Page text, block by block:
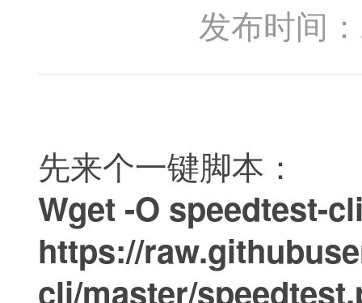
发布时间
先来个一键脚本：
Wget -O speedtest-
https://
cli/master/